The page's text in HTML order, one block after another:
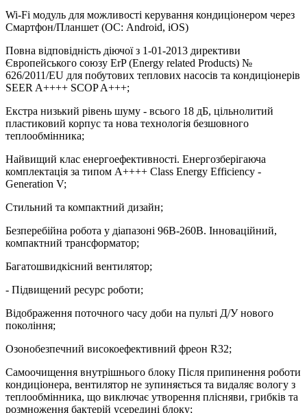
Wi-Fi модуль для можливості керування кондиціонером через
Смартфон/Планшет (ОС: Android, iOS)
Повна відповідність діючої з 1-01-2013 директиви
Європейського союзу ErP (Energy related Products) №
626/2011/EU для побутових теплових насосів та кондиціонерів
SEER A++++ SCOP A+++;
Екстра низький рівень шуму - всього 18 дБ, цільнолитий
пластиковий корпус та нова технологія безшовного
теплообмінника;
Найвищий клас енергоефективності. Енергозберігаюча
комплектація за типом A++++ Class Energy Efficiency -
Generation V;
Стильний та компактний дизайн;
Безперебійна робота у діапазоні 96В-260В. Інноваційний,
компактний трансформатор;
Багатошвидкісний вентилятор;
- Підвищений ресурс роботи;
Відображення поточного часу доби на пульті Д/У нового
покоління;
Озонобезпечний високоефективний фреон R32;
Самоочищення внутрішнього блоку Після припинення роботи
кондиціонера, вентилятор не зупиняється та видаляє вологу з
теплообмінника, що виключає утворення плісняви, грибків та
розмноження бактерій усередині блоку;